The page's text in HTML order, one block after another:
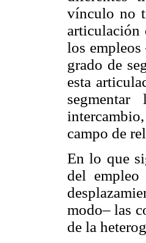
vínculo no
articulación
los
grado de
esta
campo de
En lo que
del
modo– las
de la